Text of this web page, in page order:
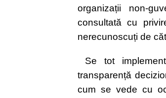
organizații non-
consultată cu
nerecunoscuți de
Se tot
transparență
cum se vede cu